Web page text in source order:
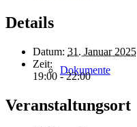
Dokumente
Details
Datum: 31. Januar 2025
Zeit:
19:00 - 22:00
Veranstaltungsort